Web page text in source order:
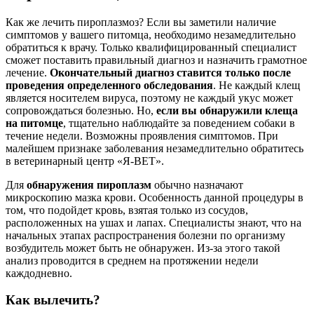
Как же лечить пироплазмоз? Если вы заметили наличие
симптомов у вашего питомца, необходимо незамедлительно
обратиться к врачу. Только квалифицированный специалист
сможет поставить правильный диагноз и назначить грамотное
лечение. Окончательный диагноз ставится только после
проведения определенного обследования. Не каждый клещ
является носителем вируса, поэтому не каждый укус может
сопровождаться болезнью. Но, если вы обнаружили клеща
на питомце, тщательно наблюдайте за поведением собаки в
течение недели. Возможны проявления симптомов. При
малейшем признаке заболевания незамедлительно обратитесь
в ветеринарный центр «Я-ВЕТ».
Для обнаружения пироплазм обычно назначают
микроскопию мазка крови. Особенность данной процедуры в
том, что подойдет кровь, взятая только из сосудов,
расположенных на ушах и лапах. Специалисты знают, что на
начальных этапах распространения болезни по организму
возбудитель может быть не обнаружен. Из-за этого такой
анализ проводится в среднем на протяжении недели
каждодневно.
Как вылечить?